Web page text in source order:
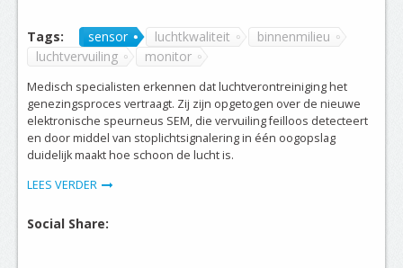
Tags: sensor luchtkwaliteit
binnenmilieu
luchtvervuiling
monitor
Medisch specialisten erkennen dat luchtverontreiniging het
genezingsproces vertraagt. Zij zijn opgetogen over de nieuwe
elektronische speurneus SEM, die vervuiling feilloos detecteert
en door middel van stoplichtsignalering in één oogopslag
duidelijk maakt hoe schoon de lucht is.
LEES VERDER
Social Share: